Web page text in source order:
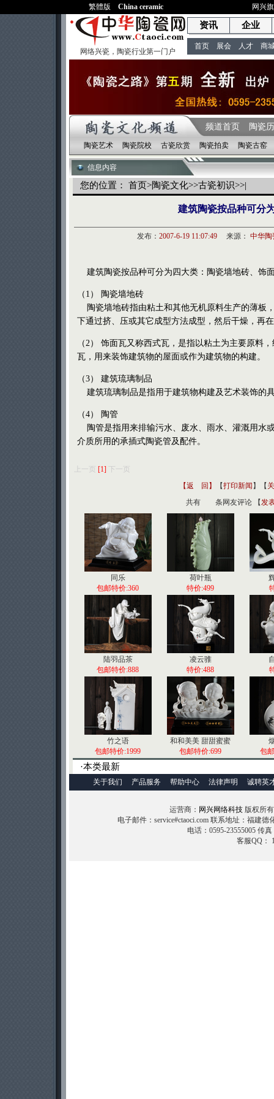
繁體版 China ceramic 网兴
网络兴瓷，陶瓷行业第一门户
资讯 企业
首页 展会 人才 商
频道首页 陶瓷
陶瓷艺术 陶瓷院校 古瓷欣赏 陶瓷拍卖 陶瓷古窑
信息内容
您的位置： 首页>陶瓷文化>>古瓷初识>>|
建筑陶瓷按品种可分
发布： 2007-6-19 11:07:49来源： 中华陶
建筑陶瓷按品种可分为四大类：陶瓷墙地砖、饰
（1） 陶瓷墙地砖
陶瓷墙地砖指由粘土和其他无机原料生产的薄板
下通过挤、压或其它成型方法成型，然后干燥，再
（2） 饰面瓦又称西式瓦，是指以粘土为主要原料
瓦，用来装饰建筑物的屋面或作为建筑物的构建。
（3） 建筑琉璃制品
建筑琉璃制品是指用于建筑物构建及艺术装饰的
（4） 陶管
陶管是指用来排输污水、废水、雨水、灌溉用水
介质所用的承插式陶瓷管及配件。
上一页 [1] 下一页
【返 回】
【打印新闻 】【
共有
条网友评论 【发
同乐
包邮特价:360
荷叶瓶
特价:499
陆羽品茶
包邮特价:888
凌云骓
特价:488
竹之语
包邮特价:1999
和和美美 甜甜蜜蜜
包邮特价:699
包
·本类最新
关于我们 产品服务 帮助中心 法律声明 诚聘英
运营商： 网兴网络科技 版权所
电子邮件：service#ctaoci.com 联系地址：福建
电话：0595-23555005 传
客服QQ：